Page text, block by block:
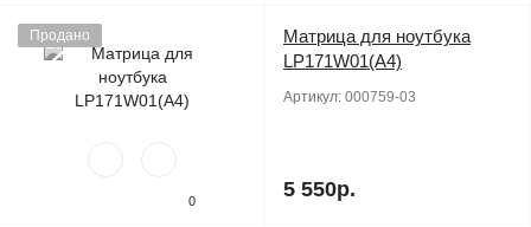
Продано
0
Матрица для ноутбука
LP171W01(A4)
Артикул: 000759-03
5 550р.